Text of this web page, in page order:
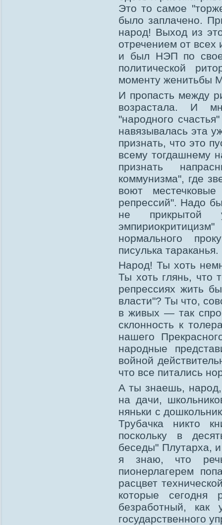
Это то самое
было заплачено.
народ! Выход из
отречением от
и был НЭП по
политической
моменту женитьбы
И пропасть между
возрастала. И
"народного
навязывалась эта
признать, что это
всему тогдашнему
признать
коммунизма", где
воют
репрессий". Надо
не прикрытой
нормального
писулька
Народ! Ты хоть
Ты хоть глянь, что
репрессиях жить
власти"? Ты что,
в живых — так
склонность к
нашего
народные
войной
что все питались
A ты знаешь,
на дачи,
няньки с
Трубачка никто
поскольку в
беседы" Плутарха,
я знаю, что
пионерлагерем
расцвет
которые сегодня
безработный, как
государственного